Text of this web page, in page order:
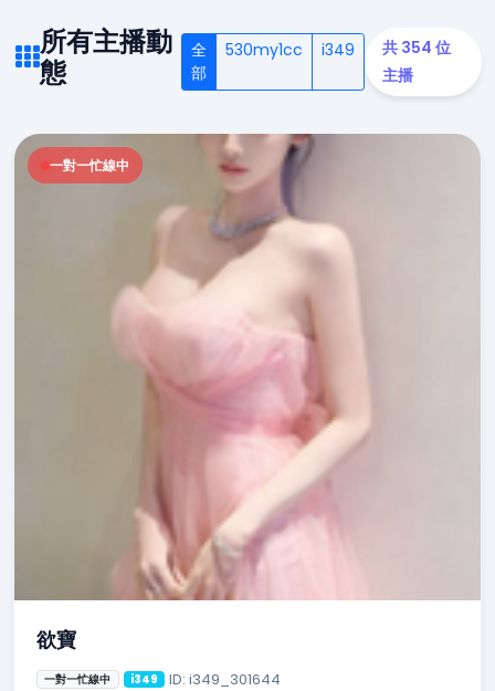
所有主播動
態
全
部
530my1cc i349
共 354 位
主播
一對一忙線中
欲寶
一對一忙線中 i349 ID: i349_301644